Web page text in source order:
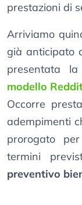
prestazioni di
Arriviamo
già anticipato
presentata
modello
Occorre
adempimenti
prorogato
termini
preventivo